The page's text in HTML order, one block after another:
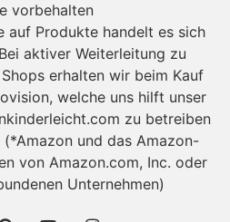
mit dem Thermomix
und in Würfel
Lauch
und geviertelt
vorbehalten
auf Produkte handelt es sich
aktiver Weiterleitung zu
erhalten wir beim Kauf
welche uns hilft unser
zu betreiben
und das Amazon-
von Amazon.com, Inc. oder
Unternehmen)